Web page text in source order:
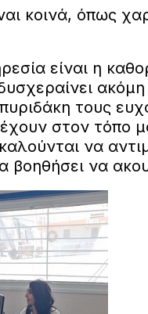
κοινά, όπως
είναι η
τους
στον τόπο
να
βοηθήσει να